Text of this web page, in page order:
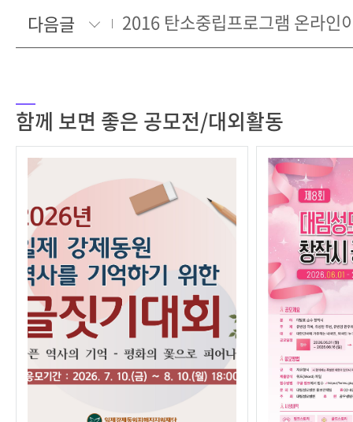
다음글 2016 탄소중립프로그램 온라인
함께 보면 좋은 공모전/대외활동